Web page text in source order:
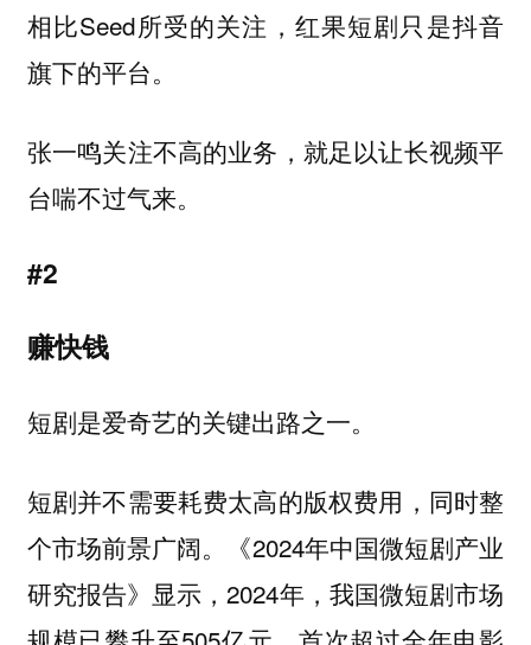
相比Seed所受的关注，红果短剧只是抖音
旗下的平台。
张一鸣关注不高的业务，就足以让长视频平
台喘不过气来。
#2
赚快钱
短剧是爱奇艺的关键出路之一。
短剧并不需要耗费太高的版权费用，同时整
个市场前景广阔。《2024年中国微短剧产业
研究报告》显示，2024年，我国微短剧市场